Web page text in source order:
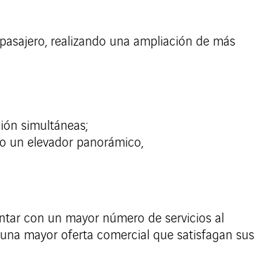
realizando una ampliación de más
simultáneas;
un elevador panorámico,
con un mayor número de servicios al
mayor oferta comercial que satisfagan sus